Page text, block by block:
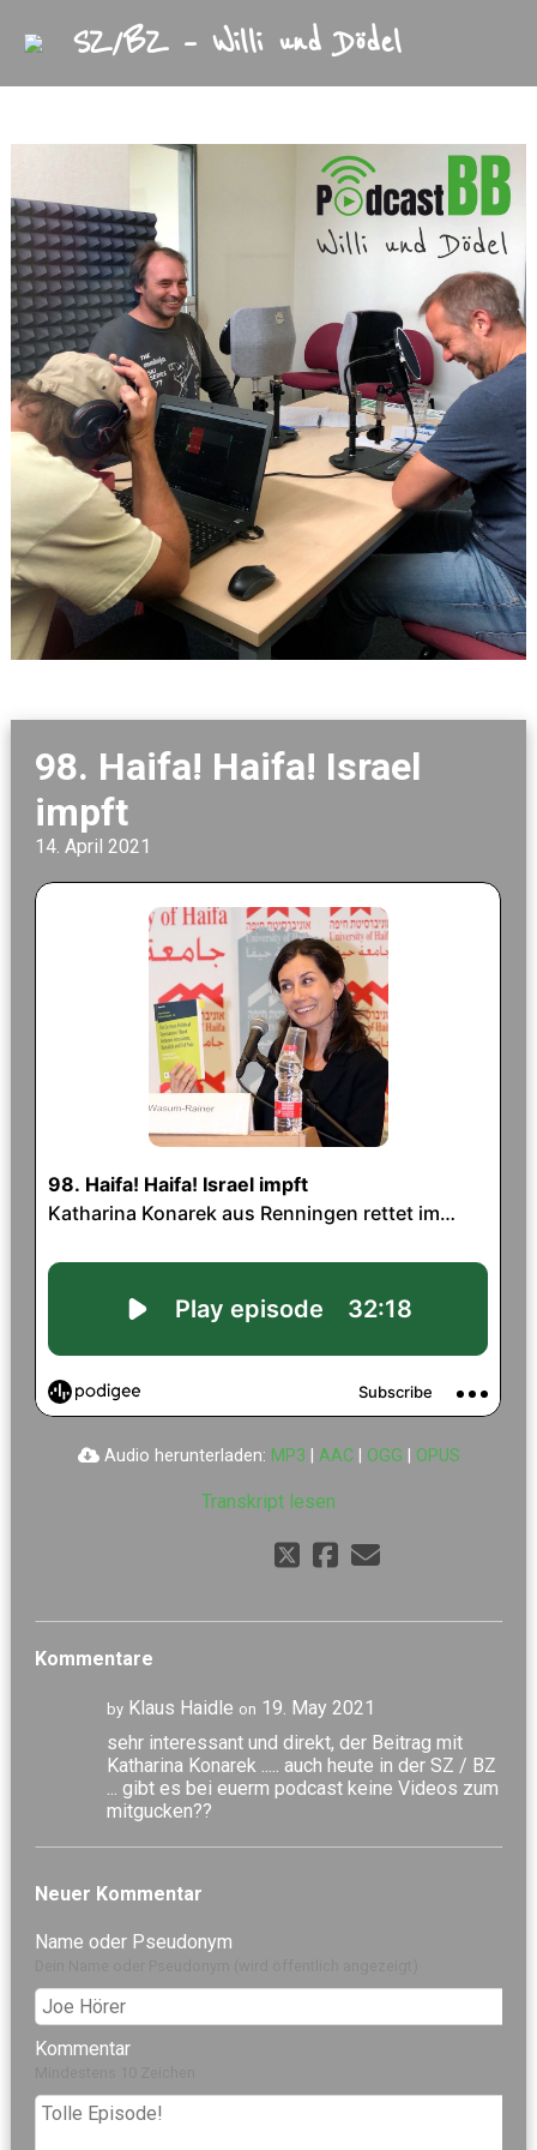
SZ/BZ – Willi und Dödel
98. Haifa! Haifa! Israel
impft
14. April 2021
Audio herunterladen: MP3 AAC| OGG OPUS
Transkript lesen
Kommentare
byKlaus Haidle on 19. May 2021
sehr interessant und direkt, der Beitrag mit
Katharina Konarek ..... auch heute in der SZ / BZ
... gibt es bei euerm podcast keine Videos zum
mitgucken??
Neuer Kommentar
Name oder Pseudonym
Kommentar